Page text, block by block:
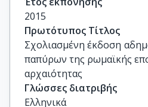
Γραμματική Κάρλα,
Κλασικής Φιλολογίας,
Φιλοσοφική Σχολή ΕΚΠΑ
Αθήνα Μπάζου, Λέκτορας
Τμήμα Φιλολογίας,
Ροζαλία Χατζηλάμπρου,
Κλασικής Φιλολογίας,
2015
Πρωτότυπος Τίτλος
Σχολιασμένη έκδοση
παπύρων της ρωμαϊκής
αρχαιότητας
Γλώσσες διατριβής
Ελληνικά